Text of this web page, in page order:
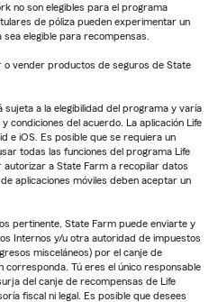
no son elegibles para el programa
de póliza pueden experimentar un
elegible para recompensas.
vender productos de seguros de State
sujeta a la elegibilidad del programa y varía
condiciones del acuerdo. La aplicación Life
e iOS. Es posible que se requiera un
todas las funciones del programa Life
autorizar a State Farm a recopilar datos
aplicaciones móviles deben aceptar un
pertinente, State Farm puede enviarte y
Internos y/u otra autoridad de impuestos
misceláneos) por el canje de
corresponda. Tú eres el único responsable
del canje de recompensas de Life
fiscal ni legal. Es posible que desees